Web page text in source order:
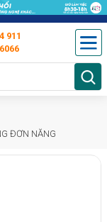
911
ĐƠN NĂNG